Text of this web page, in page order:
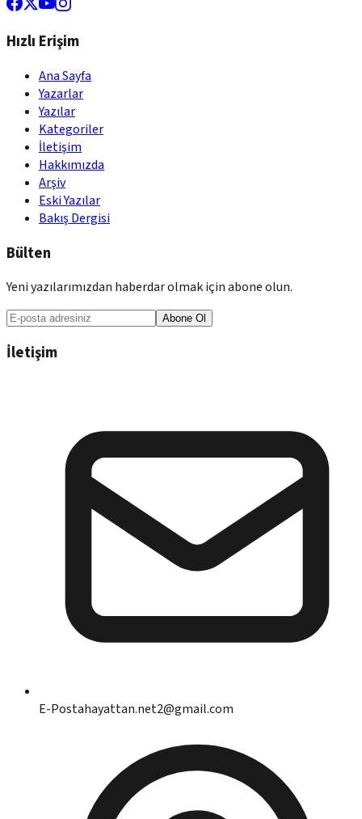
Hızlı Erişim
Ana Sayfa
Yazarlar
Yazılar
Kategoriler
İletişim
Hakkımızda
Arşiv
Eski Yazılar
Bakış Dergisi
Bülten
Yeni yazılarımızdan haberdar olmak için abone olun.
Abone Ol
İletişim
E-Postahayattan.net2@gmail.com